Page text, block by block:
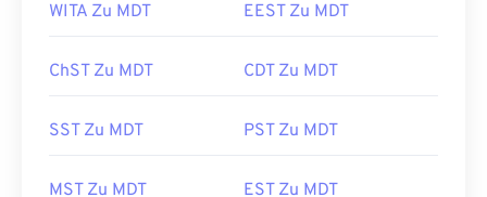
WITA Zu MDT EEST Zu MDT
ChST Zu MDT CDT Zu MDT
SST Zu MDT PST Zu MDT
MST Zu MDT EST Zu MDT